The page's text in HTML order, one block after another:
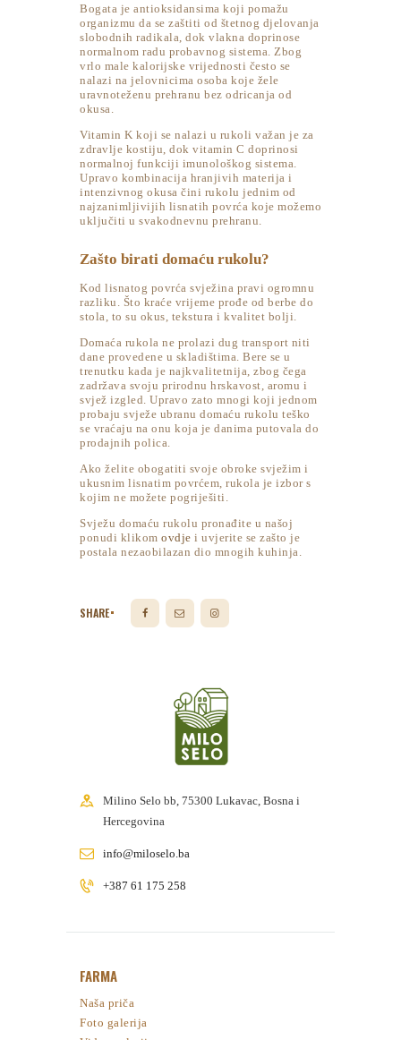
Bogata je antioksidansima koji pomažu
organizmu da se zaštiti od štetnog djelovanja
slobodnih radikala, dok vlakna doprinose
normalnom radu probavnog sistema. Zbog
vrlo male kalorijske vrijednosti često se
nalazi na jelovnicima osoba koje žele
uravnoteženu prehranu bez odricanja od
okusa.
Vitamin K koji se nalazi u rukoli važan je za
zdravlje kostiju, dok vitamin C doprinosi
normalnoj funkciji imunološkog sistema.
Upravo kombinacija hranjivih materija i
intenzivnog okusa čini rukolu jednim od
najzanimljivijih lisnatih povrća koje možemo
uključiti u svakodnevnu prehranu.
Zašto birati domaću rukolu?
Kod lisnatog povrća svježina pravi ogromnu
razliku. Što kraće vrijeme prođe od berbe do
stola, to su okus, tekstura i kvalitet bolji.
Domaća rukola ne prolazi dug transport niti
dane provedene u skladištima. Bere se u
trenutku kada je najkvalitetnija, zbog čega
zadržava svoju prirodnu hrskavost, aromu i
svjež izgled. Upravo zato mnogi koji jednom
probaju svježe ubranu domaću rukolu teško
se vraćaju na onu koja je danima putovala do
prodajnih polica.
Ako želite obogatiti svoje obroke svježim i
ukusnim lisnatim povrćem, rukola je izbor s
kojim ne možete pogriješiti.
Svježu domaću rukolu pronađite u našoj
ponudi klikom ovdje i uvjerite se zašto je
postala nezaobilazan dio mnogih kuhinja.
SHARE
Milino Selo bb, 75300 Lukavac, Bosna i
Hercegovina
info@miloselo.ba
+387 61 175 258
FARMA
Naša priča
Foto galerija